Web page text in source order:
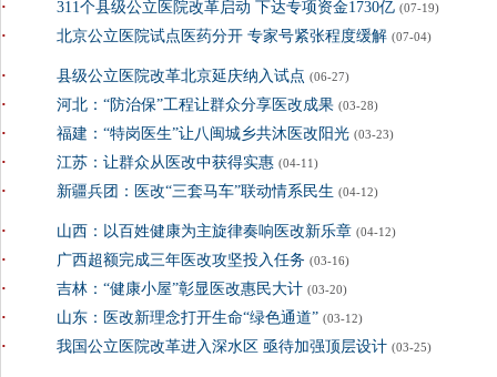
· 311个县级公立医院改革启动 下达专项资金1730亿 (07-19)
· 北京公立医院试点医药分开 专家号紧张程度缓解 (07-04)
· 县级公立医院改革北京延庆纳入试点 (06-27)
· 河北：“防治保”工程让群众分享医改成果 (03-28)
· 福建：“特岗医生”让八闽城乡共沐医改阳光 (03-23)
· 江苏：让群众从医改中获得实惠 (04-11)
· 新疆兵团：医改“三套马车”联动情系民生 (04-12)
· 山西：以百姓健康为主旋律奏响医改新乐章 (04-12)
· 广西超额完成三年医改攻坚投入任务 (03-16)
· 吉林：“健康小屋”彰显医改惠民大计 (03-20)
· 山东：医改新理念打开生命“绿色通道” (03-12)
· 我国公立医院改革进入深水区 亟待加强顶层设计 (03-25)